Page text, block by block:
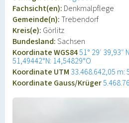
Fachsicht(en): Denkmalpflege
Gemeinde(n):Trebendorf
Kreis(e): Görlitz
Bundesland:Sachsen
Koordinate WGS8451° 29′ 39,93″
51,49442°N: 14,54829°O
Koordinate UTM 33.468.642,05 m:
Koordinate Gauss/Krüger